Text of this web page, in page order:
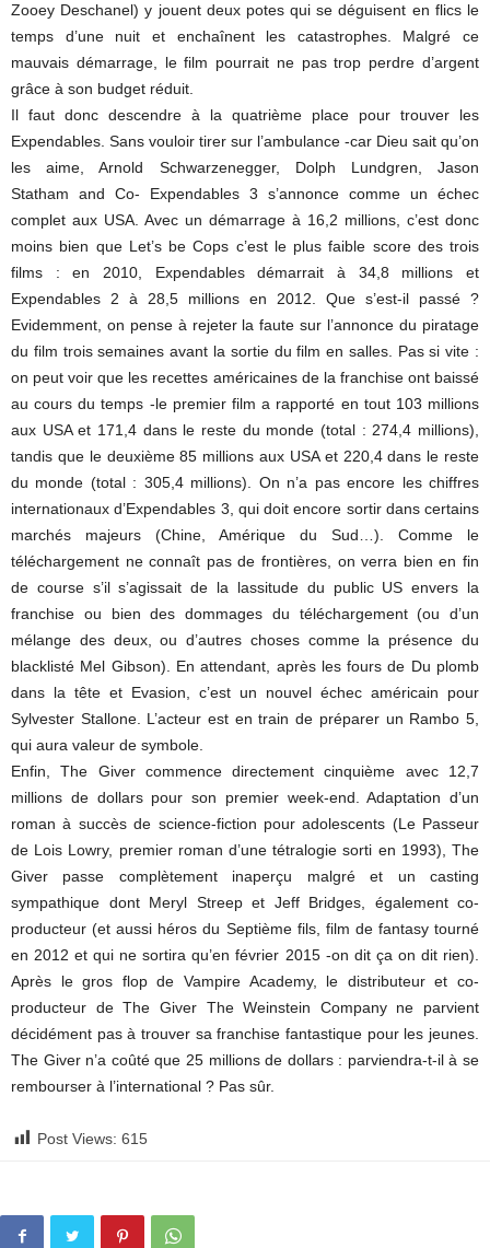
Zooey Deschanel) y jouent deux potes qui se déguisent en flics le
temps d’une nuit et enchaînent les catastrophes. Malgré ce
mauvais démarrage, le film pourrait ne pas trop perdre d’argent
grâce à son budget réduit.
Il faut donc descendre à la quatrième place pour trouver les
Expendables. Sans vouloir tirer sur l’ambulance -car Dieu sait qu’on
les aime, Arnold Schwarzenegger, Dolph Lundgren, Jason
Statham and Co- Expendables 3 s’annonce comme un échec
complet aux USA. Avec un démarrage à 16,2 millions, c’est donc
moins bien que Let’s be Cops c’est le plus faible score des trois
films : en 2010, Expendables démarrait à 34,8 millions et
Expendables 2 à 28,5 millions en 2012. Que s’est-il passé ?
Evidemment, on pense à rejeter la faute sur l’annonce du piratage
du film trois semaines avant la sortie du film en salles. Pas si vite :
on peut voir que les recettes américaines de la franchise ont baissé
au cours du temps -le premier film a rapporté en tout 103 millions
aux USA et 171,4 dans le reste du monde (total : 274,4 millions),
tandis que le deuxième 85 millions aux USA et 220,4 dans le reste
du monde (total : 305,4 millions). On n’a pas encore les chiffres
internationaux d’Expendables 3, qui doit encore sortir dans certains
marchés majeurs (Chine, Amérique du Sud…). Comme le
téléchargement ne connaît pas de frontières, on verra bien en fin
de course s’il s’agissait de la lassitude du public US envers la
franchise ou bien des dommages du téléchargement (ou d’un
mélange des deux, ou d’autres choses comme la présence du
blacklisté Mel Gibson). En attendant, après les fours de Du plomb
dans la tête et Evasion, c’est un nouvel échec américain pour
Sylvester Stallone. L’acteur est en train de préparer un Rambo 5,
qui aura valeur de symbole.
Enfin, The Giver commence directement cinquième avec 12,7
millions de dollars pour son premier week-end. Adaptation d’un
roman à succès de science-fiction pour adolescents (Le Passeur
de Lois Lowry, premier roman d’une tétralogie sorti en 1993), The
Giver passe complètement inaperçu malgré et un casting
sympathique dont Meryl Streep et Jeff Bridges, également co-
producteur (et aussi héros du Septième fils, film de fantasy tourné
en 2012 et qui ne sortira qu’en février 2015 -on dit ça on dit rien).
Après le gros flop de Vampire Academy, le distributeur et co-
producteur de The Giver The Weinstein Company ne parvient
décidément pas à trouver sa franchise fantastique pour les jeunes.
The Giver n’a coûté que 25 millions de dollars : parviendra-t-il à se
rembourser à l’international ? Pas sûr.
Post Views: 615